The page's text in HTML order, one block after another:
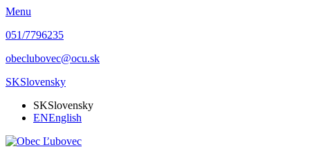
Menu
051/7796235
obeclubovec@ocu.sk
SKSlovensky
SKSlovensky
ENEnglish